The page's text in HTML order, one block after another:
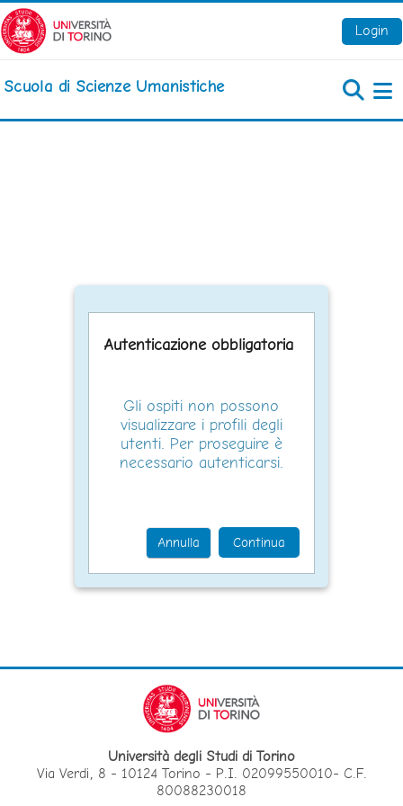
Vai al contenuto principale
Login
Scuola di Scienze Umanistiche
Autenticazione obbligatoria
Gli ospiti non possono
visualizzare i profili degli
utenti. Per proseguire è
necessario autenticarsi.
Annulla Continua
Università degli Studi di Torino
Via Verdi, 8 - 10124 Torino - P.I. 02099550010- C.F.
80088230018